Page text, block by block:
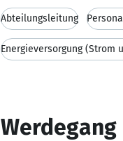
Abteilungsleitung
Energieversorgung (Strom
Werdegang